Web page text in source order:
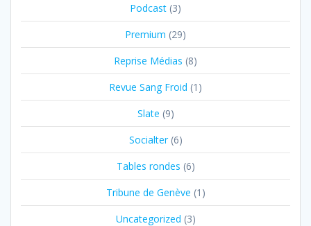
Podcast (3)
Premium (29)
Reprise Médias (8)
Revue Sang Froid (1)
Slate (9)
Socialter(6)
Tables rondes (6)
Tribune de Genève (1)
Uncategorized (3)